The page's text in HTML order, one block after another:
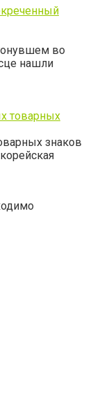
во
нашли
товарных
знаков